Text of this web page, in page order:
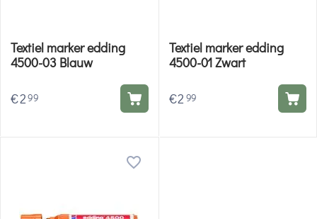
Textiel marker edding
4500-03 Blauw
€299
Textiel marker edding
4500-01 Zwart
€2 99